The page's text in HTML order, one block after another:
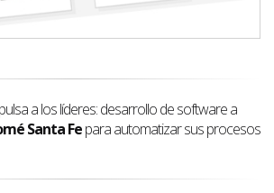
a los líderes: desarrollo de software a
Santa Fepara automatizar sus procesos